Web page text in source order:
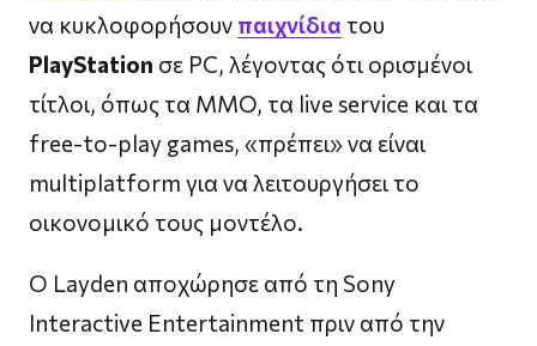
να κυκλοφορήσουν παιχνίδια του
PlayStation σε PC, λέγοντας ότι ορισμένοι
τίτλοι, όπως τα MMO, τα live service και τα
free-to-play games, «πρέπει» να είναι
multiplatform για να λειτουργήσει το
οικονομικό τους μοντέλο.
Ο Layden αποχώρησε από τη Sony
Interactive Entertainment πριν από την